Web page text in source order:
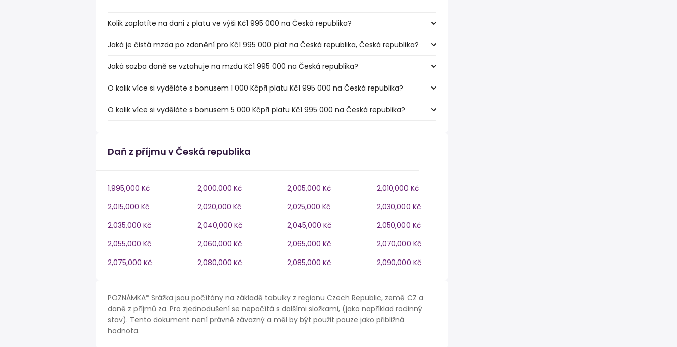
Kolik zaplatíte na dani z platu ve výši Kč1 995 000 na Česká republika?
Jaká je čistá mzda po zdanění pro Kč1 995 000 plat na Česká republika, Česká republika?
Jaká sazba daně se vztahuje na mzdu Kč1 995 000 na Česká republika?
O kolik více si vyděláte s bonusem 1 000 Kčpři platu Kč1 995 000 na Česká republika?
O kolik více si vyděláte s bonusem 5 000 Kčpři platu Kč1 995 000 na Česká republika?
Daň z příjmu v Česká republika
1,995,000 Kč 2,000,000 Kč 2,005,000 Kč
2,010,000 Kč
2,015,000 Kč
2,020,000 Kč 2,025,000 Kč
2,030,000 Kč
2,035,000 Kč
2,040,000 Kč 2,045,000 Kč
2,050,000 Kč
2,055,000 Kč
2,060,000 Kč 2,065,000 Kč
2,070,000 Kč
2,075,000 Kč
2,080,000 Kč 2,085,000 Kč 2,090,000 Kč
POZNÁMKA* Srážka jsou počítány na základě tabulky z regionu Czech Republic, země CZ a
daně z příjmů za. Pro zjednodušení se nepočítá s dalšími složkami, (jako například rodinný
stav). Tento dokument není právně závazný a měl by být použit pouze jako přibližná
hodnota.